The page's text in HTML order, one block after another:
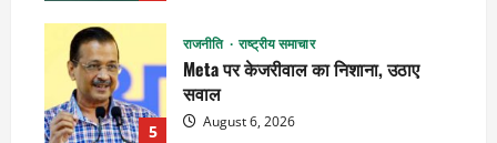
5
राजनीति राष्ट्रीय समाचार
Meta पर केजरीवाल का निशाना, उठाए
सवाल
August 6, 2026